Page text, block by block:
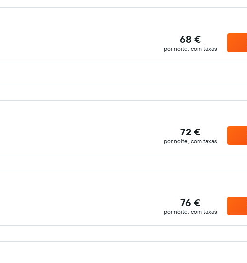
68 €
por noite, com taxas
72 €
por noite, com taxas
76 €
por noite, com taxas